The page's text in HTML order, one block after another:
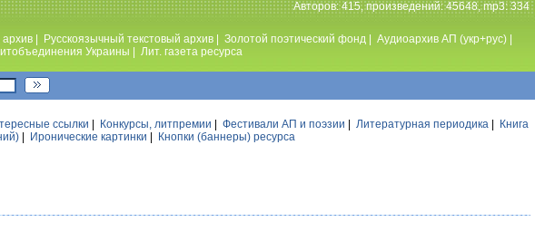
Авторов: 415, произведений: 45648, mp3: 334
Русскоязычный текстовый архив Золотой поэтический фонд Аудиоархив АП (укр+рус)
Украины Лит. газета ресурса
ссылки Конкурсы, литпремии Фестивали АП и поэзии Литературная периодика
Книга
Иронические картинки Кнопки (баннеры) ресурса